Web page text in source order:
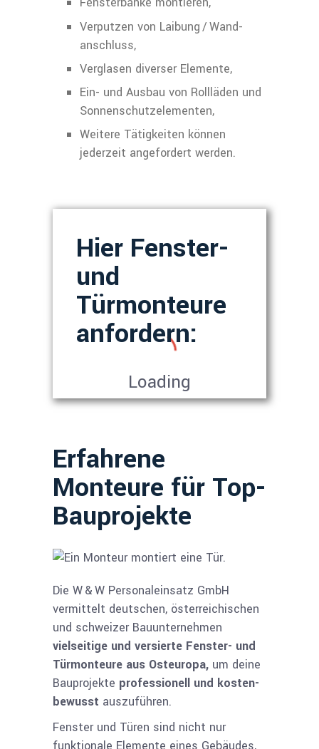
Verputzen von Laibung / Wand­
anschluss,
Verglasen diverser Elemente,
Ein- und Ausbau von Rollläden und
Sonnenschutz­elementen,
Weitere Tätigkeiten können
jederzeit angefordert werden.
Hier Fenster-
und
Türmonteure
anfordern:
Loading
Erfahrene
Monteure für Top-
Bauprojekte
Die W & W Personaleinsatz GmbH
vermittelt deutschen, österreichi­schen
und schweizer Bauunternehmen
vielseitige und versierte Fenster- und
Türmon­teure aus Osteuropa, um deine
Bauprojekte professionell und kosten­
bewusst auszuführen.
Fenster und Türen sind nicht nur